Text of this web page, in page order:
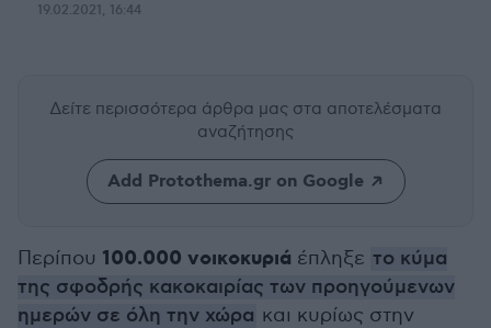
19.02.2021, 16:44
Δείτε περισσότερα άρθρα μας στα αποτελέσματα
αναζήτησης
Add Protothema.gr on Google
Περίπου 100.000 νοικοκυριά έπληξε το κύμα
της σφοδρής κακοκαιρίας των προηγούμενων
ημερών σε όλη την χώρα και κυρίως στην